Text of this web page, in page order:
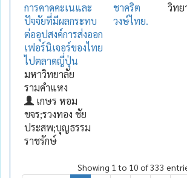
การคาดคะเนและ
ปัจจัยที่มีผลกระทบ
ต่ออุปสงค์การส่งออก
เฟอร์นิเจอร์ของไทย
ไปตลาดญี่ปุ่น
มหาวิทยาลัย
รามคำแหง
เกษร หอม
ขจร;รวงทอง ชัย
ประสพ;บุญธรรม
ราชรักษ์
ชาคริต
วงษ์ไทย.
วิท
Showing 1 to 10 of 333